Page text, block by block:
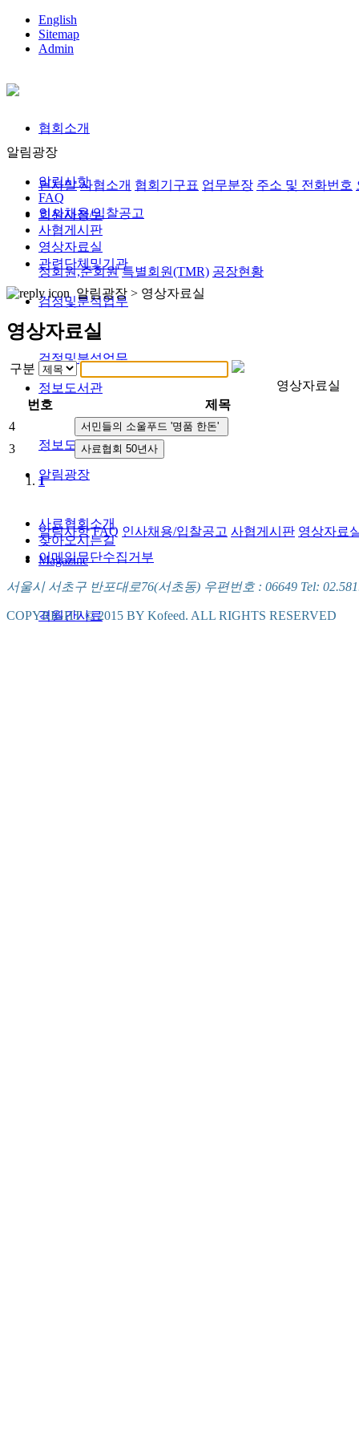
English
Sitemap
Admin
협회소개
인사말 사협소개 협회기구표 업무분장 주소 및 전화번호
회원사정보
정회원,준회원 특별회원(TMR) 공장현황
검정및분석업무
검정및분석업무
정보도서관
정보도서관
알림광장
알림사항 FAQ 인사채용/입찰공고 사협게시판 영상자료
Magazine
격월간사료
알림광장
알림사항
FAQ
인사채용/입찰공고
사협게시판
영상자료실
관련단체및기관
알림광장 > 영상자료실
영상자료실
구분
영상자료실
번호
제목
4
3
1
사료협회소개
찾아오시는길
이메일무단수집거부
서울시 서초구 반포대로76(서초동) 우편번호 : 06649 Tel:
COPYRIGHT © 2015 BY Kofeed. ALL RIGHTS RESERVED